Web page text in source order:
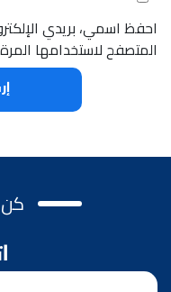
احفظ اسمي، بريدي
المتصفح لاستخدامها